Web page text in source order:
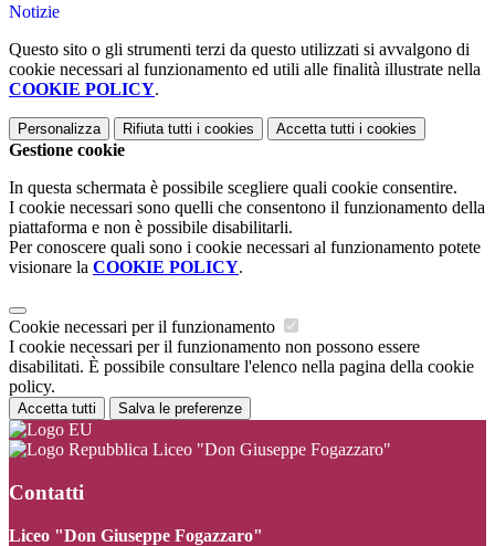
Notizie
Questo sito o gli strumenti terzi da questo utilizzati si avvalgono di
cookie necessari al funzionamento ed utili alle finalità illustrate nella
COOKIE POLICY.
Personalizza Rifiuta tutti i cookies Accetta tutti i cookies
Gestione cookie
In questa schermata è possibile scegliere quali cookie consentire.
I cookie necessari sono quelli che consentono il funzionamento della
piattaforma e non è possibile disabilitarli.
Per conoscere quali sono i cookie necessari al funzionamento potete
visionare la COOKIE POLICY.
Cookie necessari per il funzionamento
I cookie necessari per il funzionamento non possono essere
disabilitati. È possibile consultare l'elenco nella pagina della cookie
policy.
Accetta tutti Salva le preferenze
Liceo "Don Giuseppe Fogazzaro"
Contatti
Liceo "Don Giuseppe Fogazzaro"